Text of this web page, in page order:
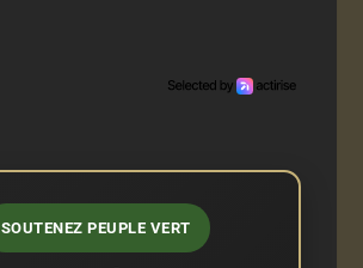
SOUTENEZ PEUPLE VERT